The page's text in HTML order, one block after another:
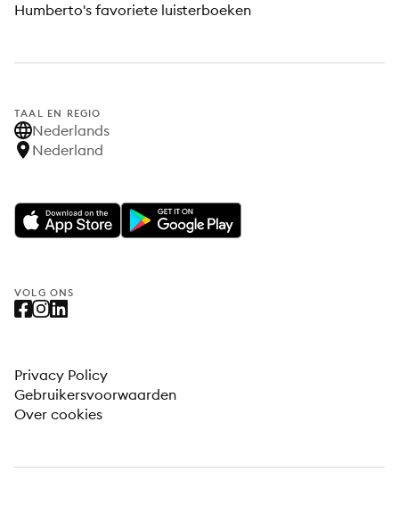
Humberto's favoriete luisterboeken
TAAL EN REGIO
Nederlands
Nederland
VOLG ONS
Privacy Policy
Gebruikersvoorwaarden
Over cookies